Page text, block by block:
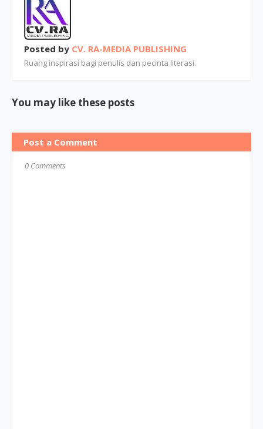
Posted by CV. RA-MEDIA PUBLISHING
Ruang inspirasi bagi penulis dan pecinta literasi.
You may like these posts
Post a Comment
0 Comments